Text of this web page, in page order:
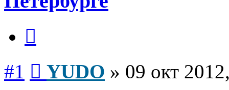
#1 YUDO » 09 окт